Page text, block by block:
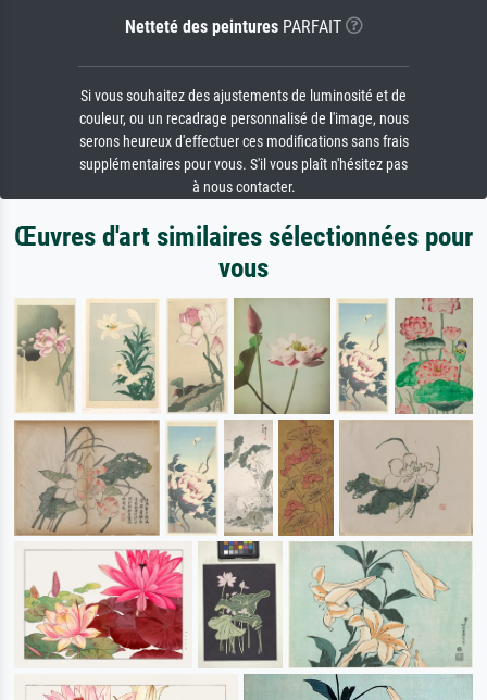
Netteté des peinturesPARFAIT
Si vous souhaitez des ajustements de luminosité et de
couleur, ou un recadrage personnalisé de l'image, nous
serons heureux d'effectuer ces modifications sans frais
supplémentaires pour vous. S'il vous plaît n'hésitez pas
à nous contacter.
Œuvres d'art similaires sélectionnées pour
vous